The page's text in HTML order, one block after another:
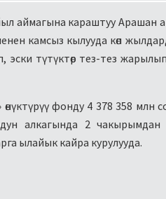
аймагына караштуу Арашан
камсыз кылууда көп
эски түтүктөр тез-тез
өнүктүрүү фонду 4 378 358 млн
алкагында 2 чакырымдан
ылайык кайра курулууда.